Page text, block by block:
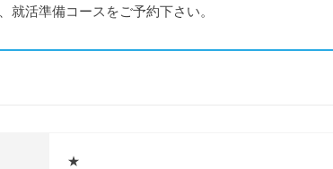
就活準備コースをご予約下さい。
★